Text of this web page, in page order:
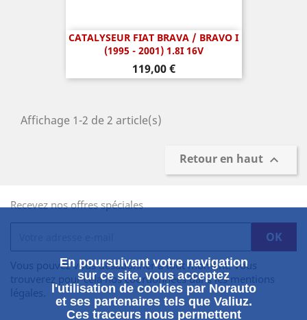
CATALYSEUR FIAT BRAVA / BRAVO I
(1995 - 2001) 1.8I 16V
Prix
119,00 €
Affichage 1-2 de 2 article(s)
Retour en haut 
Recevez nos offres spéciales
Vous pouvez vous désabonner à tout moment. Vous
trouverez pour cela nos coordonnées dans les mentions
légales.
En poursuivant votre navigation
sur ce site, vous acceptez
l'utilisation de cookies par Norauto
et ses partenaires tels que Valiuz.
Ces traceurs nous permettent